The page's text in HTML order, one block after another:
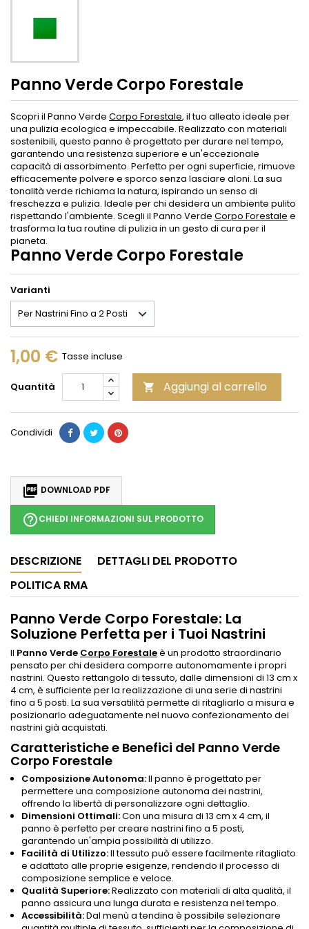
Panno Verde Corpo Forestale
Scopri il Panno Verde Corpo Forestale, il tuo alleato ideale per
una pulizia ecologica e impeccabile. Realizzato con materiali
sostenibili, questo panno è progettato per durare nel tempo,
garantendo una resistenza superiore e un'eccezionale
capacità di assorbimento. Perfetto per ogni superficie, rimuove
efficacemente polvere e sporco senza lasciare aloni. La sua
tonalità verde richiama la natura, ispirando un senso di
freschezza e pulizia. Ideale per chi desidera un ambiente pulito
rispettando l'ambiente. Scegli il Panno Verde Corpo Forestale e
trasforma la tua routine di pulizia in un gesto di cura per il
pianeta.
Panno Verde Corpo Forestale
Varianti
1,00 € Tasse incluse
Quantità  Aggiungi al carrello
Condividi
 DOWNLOAD PDF
help_outlineCHIEDI INFORMAZIONI SUL PRODOTTO
DESCRIZIONE
DETTAGLI DEL PRODOTTO
POLITICA RMA
Panno Verde Corpo Forestale: La
Soluzione Perfetta per i Tuoi Nastrini
Il Panno Verde Corpo Forestaleè un prodotto straordinario
pensato per chi desidera comporre autonomamente i propri
nastrini. Questo rettangolo di tessuto, dalle dimensioni di 13 cm x
4 cm, è sufficiente per la realizzazione di una serie di nastrini
fino a 5 posti. La sua versatilità permette di ritagliarlo a misura e
posizionarlo adeguatamente nel nuovo confezionamento dei
nastrini già acquistati.
Caratteristiche e Benefici del Panno Verde
Corpo Forestale
Composizione Autonoma:Il panno è progettato per
permettere una composizione autonoma dei nastrini,
offrendo la libertà di personalizzare ogni dettaglio.
Dimensioni Ottimali:Con una misura di 13 cm x 4 cm, il
panno è perfetto per creare nastrini fino a 5 posti,
garantendo un'ampia possibilità di utilizzo.
Facilità di Utilizzo:Il tessuto può essere facilmente ritagliato
e adattato alle proprie esigenze, rendendo il processo di
composizione semplice e veloce.
Qualità Superiore:Realizzato con materiali di alta qualità, il
panno assicura una lunga durata e resistenza nel tempo.
Accessibilità:Dal menù a tendina è possibile selezionare